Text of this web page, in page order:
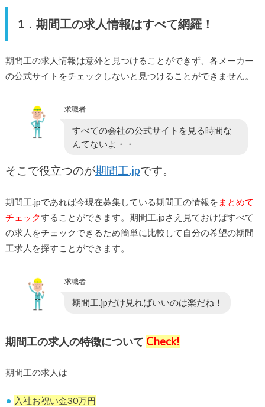
1．期間工の求人情報はすべて網羅！
期間工の求人情報は意外と見つけることができず、各メーカー
の公式サイトをチェックしないと見つけることができません。
求職者
すべての会社の公式サイトを見る時間な
んてないよ・・
そこで役立つのが期間工.jpです。
期間工.jpであれば今現在募集している期間工の情報を まとめて
チェックすることができます。期間工.jpさえ見ておけばすべて
の求人をチェックできるため簡単に比較して自分の希望の期間
工求人を探すことができます。
求職者
期間工.jpだけ見ればいいのは楽だね！
期間工の求人の特徴について Check!
期間工の求人は
入社お祝い金30万円